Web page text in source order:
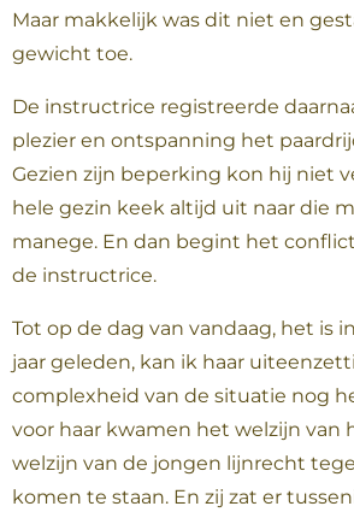
Maar makkelijk was dit niet en
gewicht toe.
De instructrice registreerde
plezier en ontspanning het
Gezien zijn beperking kon hij niet
hele gezin keek altijd uit naar die
manege. En dan begint het
de instructrice.
Tot op de dag van vandaag, het is
jaar geleden, kan ik haar
complexheid van de situatie nog
voor haar kwamen het welzijn van
welzijn van de jongen lijnrecht
komen te staan. En zij zat er